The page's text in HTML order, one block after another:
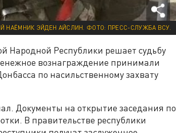
НАЁМНИК ЭЙДЕН АЙСЛИН. ФОТО: ПРЕСС-СЛУЖБА ВСУ.
Народной Республики решает судьбу
вознаграждение принимали
по насильственному захвату
Документы на открытие заседания по
В правительстве республики